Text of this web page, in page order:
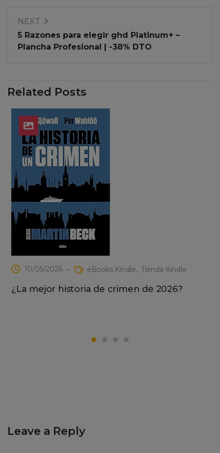
NEXT
5 Razones para elegir ghd Platinum+ –
Plancha Profesional | -38% DTO
Related Posts
10/05/2026 eBooks Kindle Tienda Kindle
¿La mejor historia de crimen de 2026?
Leave a Reply